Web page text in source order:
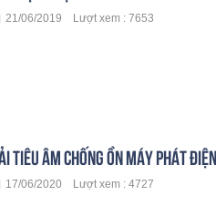
21/06/2019 Lượt xem : 7653
TIÊU ÂM CHỐNG ỒN MÁY PHÁT ĐIỆN
17/06/2020 Lượt xem : 4727